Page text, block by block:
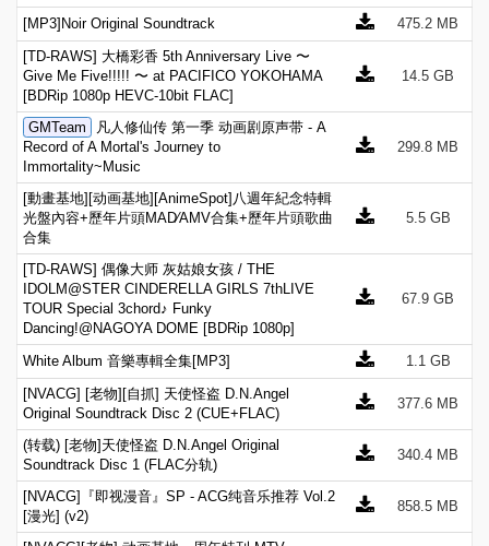
[MP3]Noir Original Soundtrack
475.2 MB
[TD-RAWS] 大橋彩香 5th Anniversary Live 〜
Give Me Five!!!!! 〜 at PACIFICO YOKOHAMA
[BDRip 1080p HEVC-10bit FLAC]
14.5 GB
GMTeam
凡人修仙传 第一季 动画剧原声带 - A
Record of A Mortal's Journey to
Immortality~Music
299.8 MB
[動畫基地][动画基地][AnimeSpot]八週年紀念特輯
光盤內容+歷年片頭MAD⁄AMV合集+歷年片頭歌曲
合集
5.5 GB
[TD-RAWS] 偶像大师 灰姑娘女孩 / THE
IDOLM@STER CINDERELLA GIRLS 7thLIVE
TOUR Special 3chord♪ Funky
Dancing!@NAGOYA DOME [BDRip 1080p]
67.9 GB
White Album 音樂專輯全集[MP3]
1.1 GB
[NVACG] [老物][自抓] 天使怪盗 D.N.Angel
Original Soundtrack Disc 2 (CUE+FLAC)
377.6 MB
(转载) [老物]天使怪盗 D.N.Angel Original
Soundtrack Disc 1 (FLAC分轨)
340.4 MB
[NVACG]『即视漫音』SP - ACG纯音乐推荐 Vol.2
[漫光] (v2)
858.5 MB